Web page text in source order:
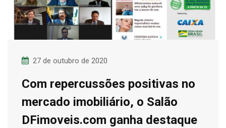
27 de outubro de 2020
Com repercussões positivas no
mercado imobiliário, o Salão
DFimoveis.com ganha destaque